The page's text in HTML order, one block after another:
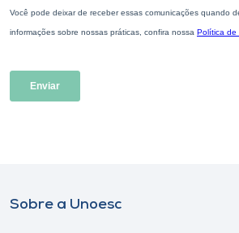
Sobre a Unoesc